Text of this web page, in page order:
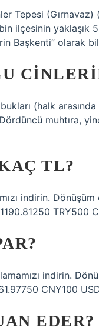
Tepesi
ilçesinin yaklaşık
Başkenti” olarak
(halk
muhtıra,
TL?
indirin. Dönüşüm
TRY500
indirin.
CNY100
EDER?